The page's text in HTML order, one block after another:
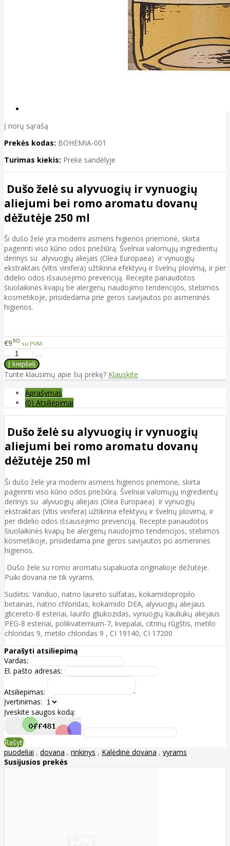
Į norų sąrašą
Prekės kodas: BOHEMIA-001
Turimas kiekis: Prekė sandėlyje
Dušo želė su alyvuogių ir vynuogių
aliejumi bei romo aromatu dovanų
dėžutėje 250 ml
Ši dušo želė yra moderni asmens higienos priemonė, skirta
pagerinti viso kūno odos priežiūrą. Švelniai valomųjų ingredientų
derinys su alyvuogių aliejais (Olea Europaea) ir vynuogių
ekstraktais (Vitis vinifera) užtikrina efektyvų ir švelnų plovimą, ir per
didelio odos išsausėjimo prevenciją. Recepte panaudotos
šiuolaikinės kvapų be alergenų naudojimo tendencijos, stebimos
kosmetikoje, prisidedama prie geros savijautos po asmeninės
higienos.
€990 su PVM
Turite klausimų apie šią prekę? Klauskite
Aprašymas
(0) Atsiliepimai
Dušo želė su alyvuogių ir vynuogių
aliejumi bei romo aromatu dovanų
dėžutėje 250 ml
Ši dušo želė yra moderni asmens higienos priemonė, skirta
pagerinti viso kūno odos priežiūrą. Švelniai valomųjų ingredientų
derinys su alyvuogių aliejais (Olea Europaea) ir vynuogių
ekstraktais (Vitis vinifera) užtikrina efektyvų ir švelnų plovimą, ir
per didelio odos išsausėjimo prevenciją. Recepte panaudotos
šiuolaikinės kvapų be alergenų naudojimo tendencijos, stebimos
kosmetikoje, prisidedama prie geros savijautos po asmeninės
higienos.
Dušo želė su romo aromatu supakuota originalioje dėžutėje.
Puiki dovana ne tik vyrams.
Sudėtis: Vanduo, natrio laureto sulfatas, kokamidopropilo
betainas, natrio chloridas, kokamido DEA, alyvuogių aliejaus
glicereto-8 esteriai, laurilo gliukozidas, vynuogių kauliukų aliejaus
PEG-8 esteriai, polikvaternium-7, kvepalai, citrinų rūgštis, metilo
chloridas 9, metilo chloridas 9 , CI 19140, CI 17200
Parašyti atsiliepimą
Vardas:
El. pašto adresas:
Atsiliepimas:
Įvertinimas:
Įveskite saugos kodą:
Rašyti
puodeliai , dovana , rinkinys , Kalėdinė dovana , vyrams
Susijusios prekės